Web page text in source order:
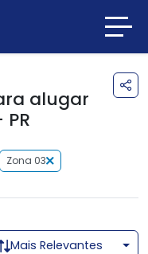
alugar
Zona 03
Mais Relevantes